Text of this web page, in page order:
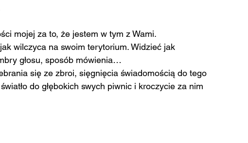
mojej za to, że jestem w tym z Wami.
wilczyca na swoim terytorium. Widzieć jak
głosu, sposób mówienia…
się ze zbroi, sięgnięcia świadomością do tego
do głębokich swych piwnic i kroczycie za nim